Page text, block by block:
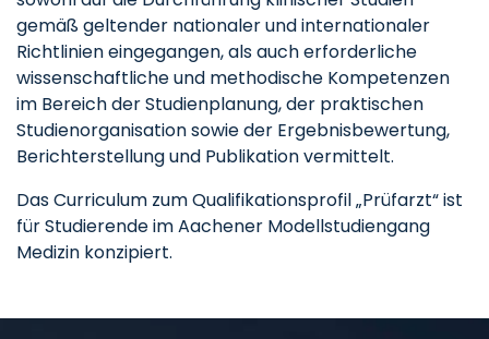
gemäß geltender nationaler und internationaler
Richtlinien eingegangen, als auch erforderliche
wissenschaftliche und methodische Kompetenzen
im Bereich der Studienplanung, der praktischen
Studienorganisation sowie der Ergebnisbewertung,
Berichterstellung und Publikation vermittelt.
Das Curriculum zum Qualifikationsprofil „Prüfarzt“ ist
für Studierende im Aachener Modellstudiengang
Medizin konzipiert.